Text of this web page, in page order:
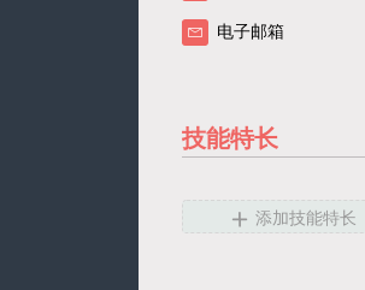

技能特长
添加技能特长